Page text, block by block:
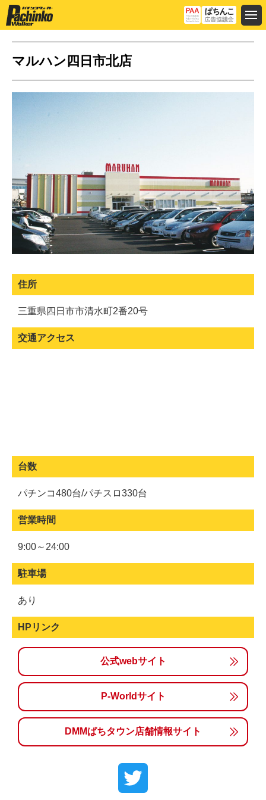
マルハン四日市北店
住所
三重県四日市市清水町2番20号
交通アクセス
台数
パチンコ480台/パチスロ330台
営業時間
9:00～24:00
駐車場
あり
HPリンク
公式webサイト
P-Worldサイト
DMMぱちタウン店舗情報サイト